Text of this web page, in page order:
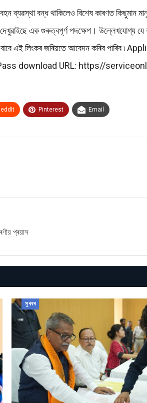
বন্ধ থাকিলেও বিশেষ কাৰণত কিছুমান
এক গুৰুত্বপূৰ্ণ পদক্ষেপ। উল্লেখযোগ্য
পাছৰ বাবে এই লিংকৰ জৰিয়তে আবেদন
URL: https//
Pinterest Email
প্ৰয়াস
সুখবৰ